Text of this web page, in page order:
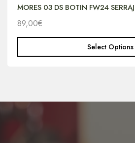
MORES 03 DS BOTIN FW24
89,00€
Select Options